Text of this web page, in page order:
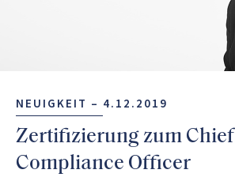
NEUIGKEIT – 4.12.2019
Zertifizierung zum Chief
Compliance Officer